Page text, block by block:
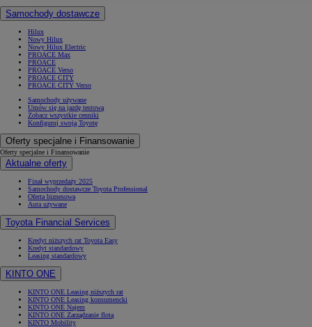
Samochody dostawcze
Hilux
Nowy Hilux
Nowy Hilux Electric
PROACE Max
PROACE
PROACE Verso
PROACE CITY
PROACE CITY Verso
Samochody używane
Umów się na jazdę testową
Zobacz wszystkie cenniki
Konfiguruj swoją Toyotę
Oferty specjalne i Finansowanie
Oferty specjalne i Finansowanie
Aktualne oferty
Finał wyprzedaży 2025
Samochody dostawcze Toyota Professional
Oferta biznesowa
Auta używane
Toyota Financial Services
Kredyt niższych rat Toyota Easy
Kredyt standardowy
Leasing standardowy
KINTO ONE
KINTO ONE Leasing niższych rat
KINTO ONE Leasing konsumencki
KINTO ONE Najem
KINTO ONE Zarządzanie flotą
KINTO Mobility